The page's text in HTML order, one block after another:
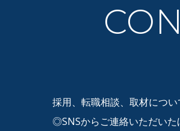
採用、転職相談、取材につ
◎SNSからご連絡いただいた